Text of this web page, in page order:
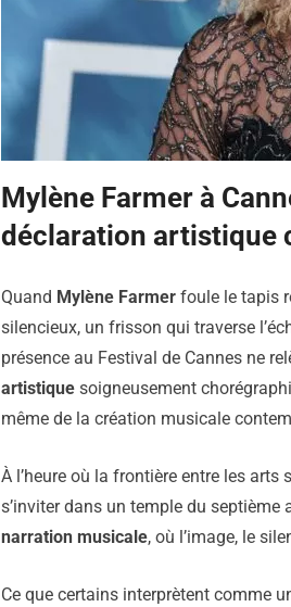
Mylène Farmer à
déclaration artistique
Quand Mylène Farmer foule le tapis
silencieux, un frisson qui traverse
présence au Festival de Cannes ne
artistique soigneusement
même de la création musicale
À l’heure où la frontière entre les
s’inviter dans un temple du septième
narration musicale, où l’image, le
Ce que certains interprètent comme